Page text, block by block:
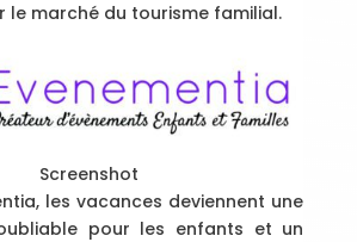
le marché du tourisme familial.
Screenshot
les vacances deviennent une
pour les enfants et un